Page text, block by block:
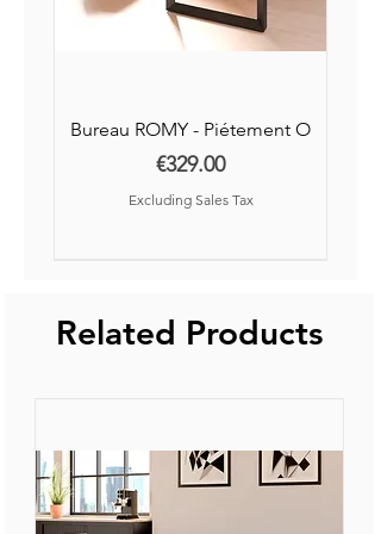
Bureau ROMY - Piétement O
Price
€329.00
Excluding Sales Tax
Related Products